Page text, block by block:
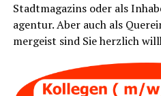
Stadt­ma­ga­zins oder als
agen­tur. Aber auch als
mer­geist sind Sie herz­lich